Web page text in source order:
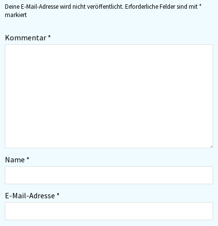
Deine E-Mail-Adresse wird nicht veröffentlicht. Erforderliche Felder sind mit*
markiert
Kommentar *
Name *
E-Mail-Adresse *